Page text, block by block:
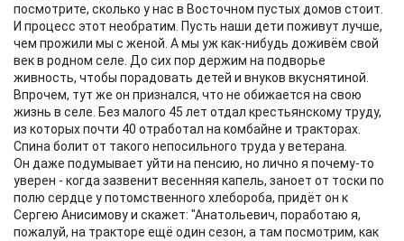
посмотрите, сколько у нас в Восточном пустых домов стоит.
И процесс этот необратим. Пусть наши дети поживут лучше,
чем прожили мы с женой. А мы уж как-нибудь доживём свой
век в родном селе. До сих пор держим на подворье
живность, чтобы порадовать детей и внуков вкуснятиной.
Впрочем, тут же он признался, что не обижается на свою
жизнь в селе. Без малого 45 лет отдал крестьянскому труду,
из которых почти 40 отработал на комбайне и тракторах.
Спина болит от такого непосильного труда у ветерана.
Он даже подумывает уйти на пенсию, но лично я почему-то
уверен - когда зазвенит весенняя капель, заноет от тоски по
полю сердце у потомственного хлебороба, придёт он к
Сергею Анисимову и скажет: "Анатольевич, поработаю я,
пожалуй, на тракторе ещё один сезон, а там посмотрим, как